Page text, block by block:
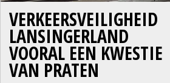
VERKEERSVEILIGHEID
LANSINGERLAND
VOORAL EEN KWESTIE
VAN PRATEN